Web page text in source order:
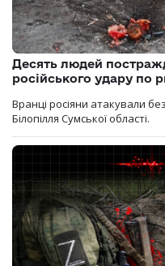
Десять людей
російського удару по
Вранці росіяни атакували
Білопілля Сумської області.